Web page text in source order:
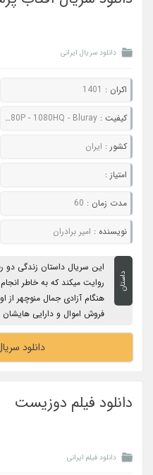
دانلود سریال ایرانی
اکران : 1401
کیفیت :480P - 720P - 1080P - 1080HQ - Bluray
کشور : ایران
امتیاز :
مدت زمان : 60
نویسنده : امیر برادران
داستان
این سریال داستان زندگی دو
روایت میکند که به خاطر
هنگام آزادی جمال منوچهر از
فروش اموال و دارایی هایشان
دانلود
دانلود فیلم دوزیست
دانلود فیلم ایرانی